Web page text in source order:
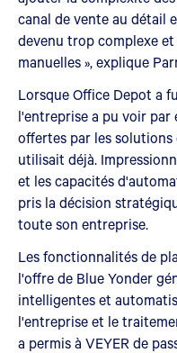
canal de vente au détail
devenu trop complexe
manuelles », explique
Lorsque Office Depot a
l'entreprise a pu voir
offertes par les solutions
utilisait déjà.
et les capacités
pris la décision
toute son entreprise.
Les fonctionnalités de
l'offre de Blue Yonder
intelligentes et
l'entreprise et le
a permis à VEYER de